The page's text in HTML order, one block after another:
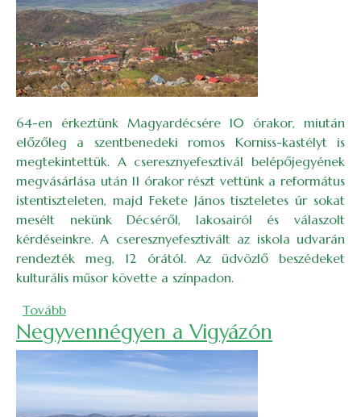
64-en érkeztünk Magyardé­csére 10 órakor, miután
előzőleg a szentbenedeki romos Korniss-kastélyt is
megtekintettük. A cseresznyefesztivál belépője­gyének
megvásárlása után 11 órakor részt vettünk a református
istentiszteleten, majd Fekete János tiszteletes úr sokat
mesélt nekünk Décséről, lakosairól és válaszolt
kérdéseinkre. A cseresznyefesztivált az iskola udvarán
rendezték meg, 12 órától. Az üdvözlő beszédeket
kulturális műsor követte a színpadon.
Tovább(Cseresznyefesztivál Magyardécsén)
Negyvennégyen a Vigyázón